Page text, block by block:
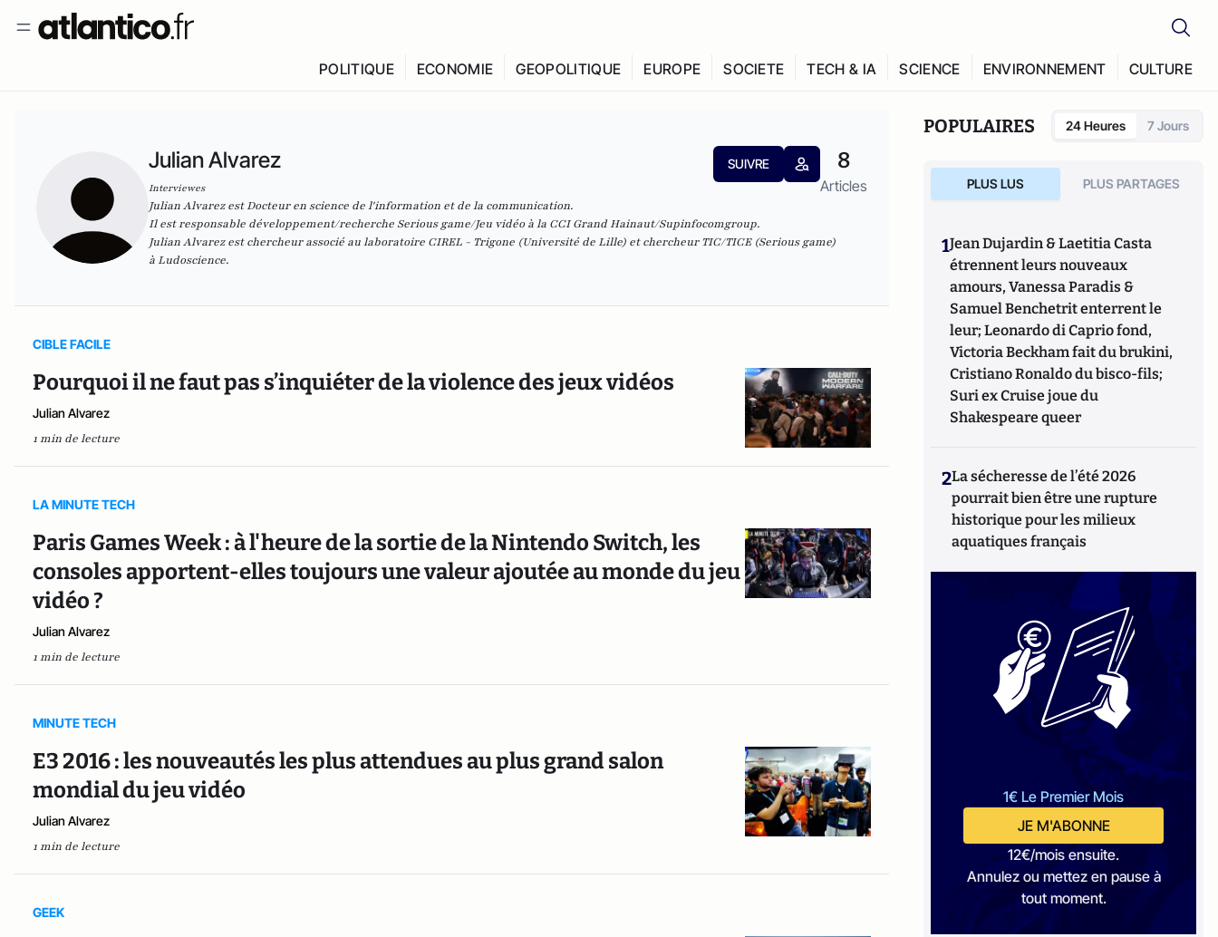
POLITIQUE ECONOMIE GEOPOLITIQUE EUROPE SOCIETE TECH & IA SCIENCE ENVIRONNEMENT CULTURE
Julian Alvarez
Interviewes
SUIVRE 8
Articles
Julian Alvarez est Docteur en science de l'information et de la communication.
Il est responsable développement/recherche Serious game/Jeu vidéo à la CCI Grand Hainaut/Supinfocomgroup.
Julian Alvarez est chercheur associé au laboratoire CIREL - Trigone (Université de Lille) et chercheur TIC/TICE (Serious game)
àLudoscience.
CIBLE FACILE
Pourquoi il ne faut pas s’inquiéter de la violence des jeux vidéos
Julian Alvarez
1 min de lecture
LA MINUTE TECH
Paris Games Week : à l'heure de la sortie de la Nintendo Switch, les
consoles apportent-elles toujours une valeur ajoutée au monde du jeu
vidéo ?
Julian Alvarez
1 min de lecture
MINUTE TECH
E3 2016 : les nouveautés les plus attendues au plus grand salon
mondial du jeu vidéo
Julian Alvarez
1 min de lecture
GEEK
POPULAIRES 24 Heures 7 Jours
PLUS LUS PLUS PARTAGES
1Jean Dujardin & Laetitia Casta
étrennent leurs nouveaux
amours, Vanessa Paradis &
Samuel Benchetrit enterrent le
leur; Leonardo di Caprio fond,
Victoria Beckham fait du brukini,
Cristiano Ronaldo du bisco-fils;
Suri ex Cruise joue du
Shakespeare queer
2La sécheresse de l’été 2026
pourrait bien être une rupture
historique pour les milieux
aquatiques français
1€ Le Premier Mois
JE M'ABONNE
12€/mois ensuite.
Annulez ou mettez en pause à
tout moment.